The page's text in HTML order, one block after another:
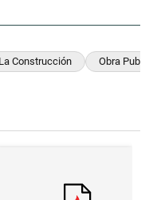
Construcción Obra
"Milei despidió a Jorge